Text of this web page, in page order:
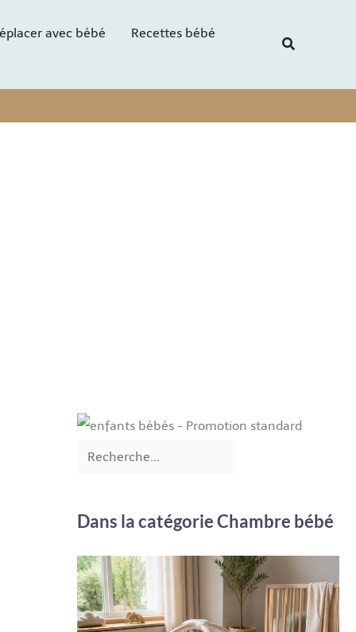
avec bébé
Recettes bébé
Rechercher
e
h
Dans la catégorie Chambre bébé